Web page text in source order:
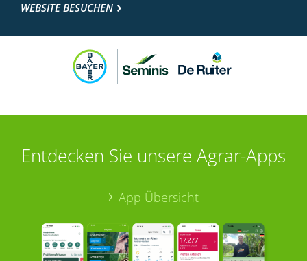
WEBSITE BESUCHEN
Entdecken Sie unsere Agrar-Apps
App Übersicht